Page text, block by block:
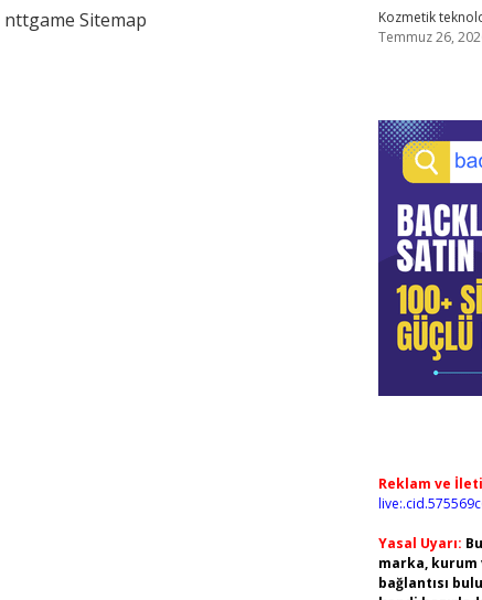
nttgame Sitemap
Kozmetik
Temmuz 26,
Reklam ve
Yasal Uyarı:
marka, kurum
bağlantısı